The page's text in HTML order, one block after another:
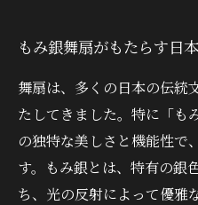
もみ銀舞扇がもたらす日
舞扇は、多くの日本の伝統
たしてきました。特に「も
の独特な美しさと機能性で
す。もみ銀とは、特有の銀
ち、光の反射によって優雅